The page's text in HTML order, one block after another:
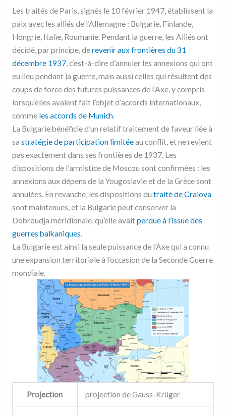
Les traités de Paris, signés le 10 février 1947, établissent la
paix avec les alliés de l’Allemagne : Bulgarie, Finlande,
Hongrie, Italie, Roumanie. Pendant la guerre, les Alliés ont
décidé, par principe, derevenir aux frontières du 31
décembre 1937, c’est-à-dire d’annuler les annexions qui ont
eu lieu pendant la guerre, mais aussi celles qui résultent des
coups de force des futures puissances de l’Axe, y compris
lorsqu’elles avaient fait l’objet d’accords internationaux,
comme les accords de Munich.
La Bulgarie bénéficie d’un relatif traitement de faveur liée à
sa stratégie de participation limitéeau conflit, et ne revient
pas exactement dans ses frontières de 1937. Les
dispositions de l’armistice de Moscou sont confirmées : les
annexions aux dépens de la Yougoslavie et de la Grèce sont
annulées. En revanche, les dispositions du traité de Craiova
sont maintenues, et la Bulgarie peut conserver la
Dobroudja méridionale, qu’elle avaitperdue à l’issue des
guerres balkaniques.
La Bulgarie est ainsi la seule puissance de l’Axe qui a connu
une expansion territoriale à l’occasion de la Seconde Guerre
mondiale.
Projection projection de Gauss-Krüger